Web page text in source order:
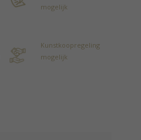
mogelijk
Kunstkoopregeling
mogelijk